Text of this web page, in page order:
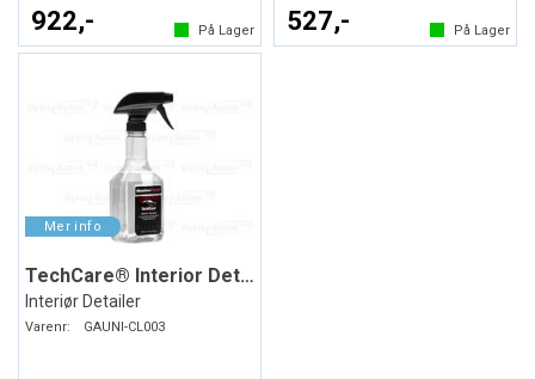
922,- På Lager 527,- På Lager
TechCare® Interior Detailer
Interiør Detailer
Varenr: GAUNI-CL003